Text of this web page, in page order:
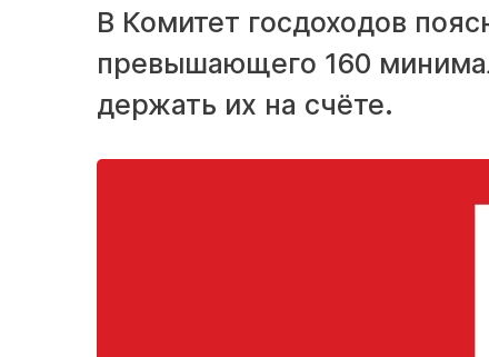
В Комитет госдоходов
превышающего 160
держать их на счёте.